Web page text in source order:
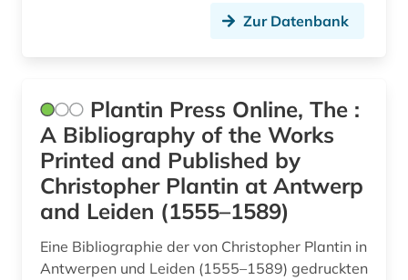
Zur Datenbank
Plantin Press Online, The :
A Bibliography of the Works
Printed and Published by
Christopher Plantin at Antwerp
and Leiden (1555–1589)
Eine Bibliographie der von Christopher Plantin in
Antwerpen und Leiden (1555–1589) gedruckten